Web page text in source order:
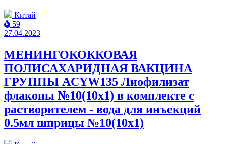
Китай
59
27.04.2023
МЕНИНГОКОККОВАЯ
ПОЛИСАХАРИДНАЯ ВАКЦИНА
ГРУППЫ ACYW135 Лиофилизат
флаконы №10(10x1) в комплекте с
растворителем - вода для инъекций
0.5мл шприцы №10(10x1)